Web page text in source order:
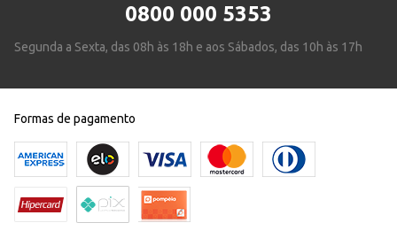
0800 000 5353
Segunda a Sexta, das 08h às 18h e aos Sábados, das 10h às 17h
Formas de pagamento